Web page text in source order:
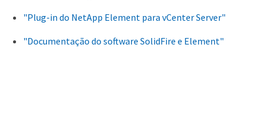
"Plug-in do NetApp Element para vCenter Server"
"Documentação do software SolidFire e Element"